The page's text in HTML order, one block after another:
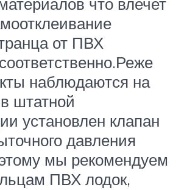
от ПВХ
наблюдаются на
штатной
установлен клапан
давления
мы рекомендуем
ПВХ лодок,